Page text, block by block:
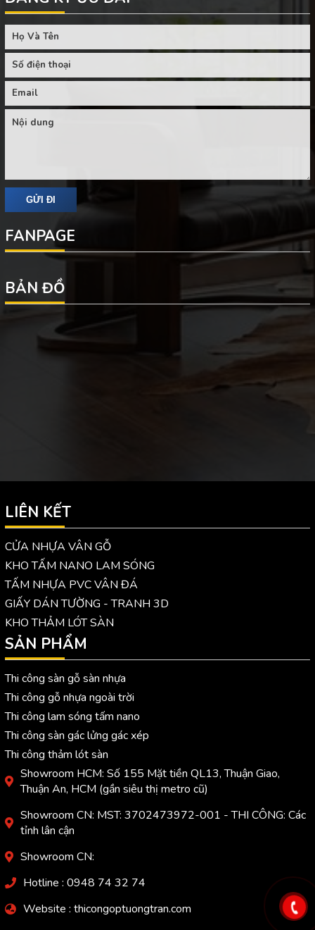
FANPAGE
BẢN ĐỒ
LIÊN KẾT
CỬA NHỰA VÂN GỖ
KHO TẤM NANO LAM SÓNG
TẤM NHỰA PVC VÂN ĐÁ
GIẤY DÁN TƯỜNG - TRANH 3D
KHO THẢM LÓT SÀN
SẢN PHẨM
Thi công sàn gỗ sàn nhựa
Thi công gỗ nhựa ngoài trời
Thi công lam sóng tấm nano
Thi công sàn gác lửng gác xép
Thi công thảm lót sàn
Showroom HCM: Số 155 Mặt tiền QL13, Thuận Giao,
Thuận An, HCM (gần siêu thị metro cũ)
Showroom CN: MST: 3702473972-001 - THI CÔNG: Các
tỉnh lân cận
Showroom CN:
Hotline : 0948 74 32 74
Website : thicongoptuongtran.com